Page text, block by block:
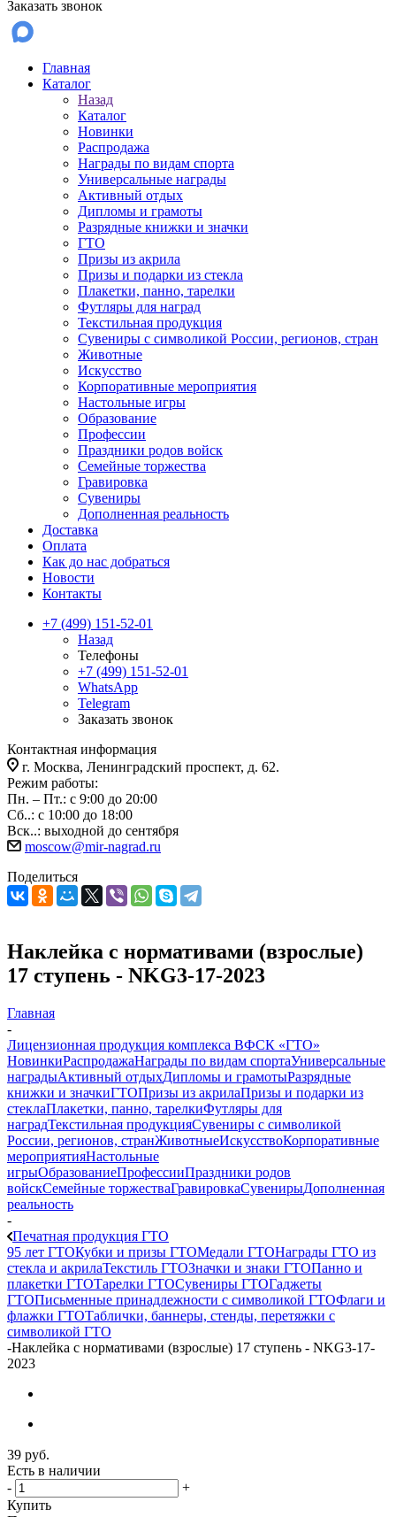
Заказать звонок
Главная
Каталог
Назад
Каталог
Новинки
Распродажа
Награды по видам спорта
Универсальные награды
Активный отдых
Дипломы и грамоты
Разрядные книжки и значки
ГТО
Призы из акрила
Призы и подарки из стекла
Плакетки, панно, тарелки
Футляры для наград
Текстильная продукция
Сувениры с символикой России, регионов, стран
Животные
Искусство
Корпоративные мероприятия
Настольные игры
Образование
Профессии
Праздники родов войск
Семейные торжества
Гравировка
Сувениры
Дополненная реальность
Доставка
Оплата
Как до нас добраться
Новости
Контакты
+7 (499) 151-52-01
Назад
Телефоны
+7 (499) 151-52-01
WhatsApp
Telegram
Заказать звонок
Контактная информация
г. Москва, Ленинградский проспект, д. 62.
Режим работы:
Пн. – Пт.: с 9:00 до 20:00
Сб..: с 10:00 до 18:00
Вск..: выходной до сентября
moscow@mir-nagrad.ru
Поделиться
Наклейка с нормативами (взрослые)
17 ступень - NKG3-17-2023
Главная
-
Лицензионная продукция комплекса ВФСК «ГТО»
НовинкиРаспродажаНаграды по видам спортаУниверсальные
наградыАктивный отдыхДипломы и грамотыРазрядные
книжки и значкиГТОПризы из акрилаПризы и подарки из
стеклаПлакетки, панно, тарелкиФутляры для
наградТекстильная продукцияСувениры с символикой
России, регионов, странЖивотныеИскусствоКорпоративные
мероприятияНастольные
игрыОбразованиеПрофессииПраздники родов
войскСемейные торжестваГравировкаСувенирыДополненная
реальность
-
Печатная продукция ГТО
95 лет ГТОКубки и призы ГТОМедали ГТОНаграды ГТО из
стекла и акрилаТекстиль ГТОЗначки и знаки ГТОПанно и
плакетки ГТОТарелки ГТОСувениры ГТОГаджеты
ГТОПисьменные принадлежности с символикой ГТОФлаги и
флажки ГТОТаблички, баннеры, стенды, перетяжки с
символикой ГТО
-Наклейка с нормативами (взрослые) 17 ступень - NKG3-17-
2023
39 руб.
Есть в наличии
-
+
Купить